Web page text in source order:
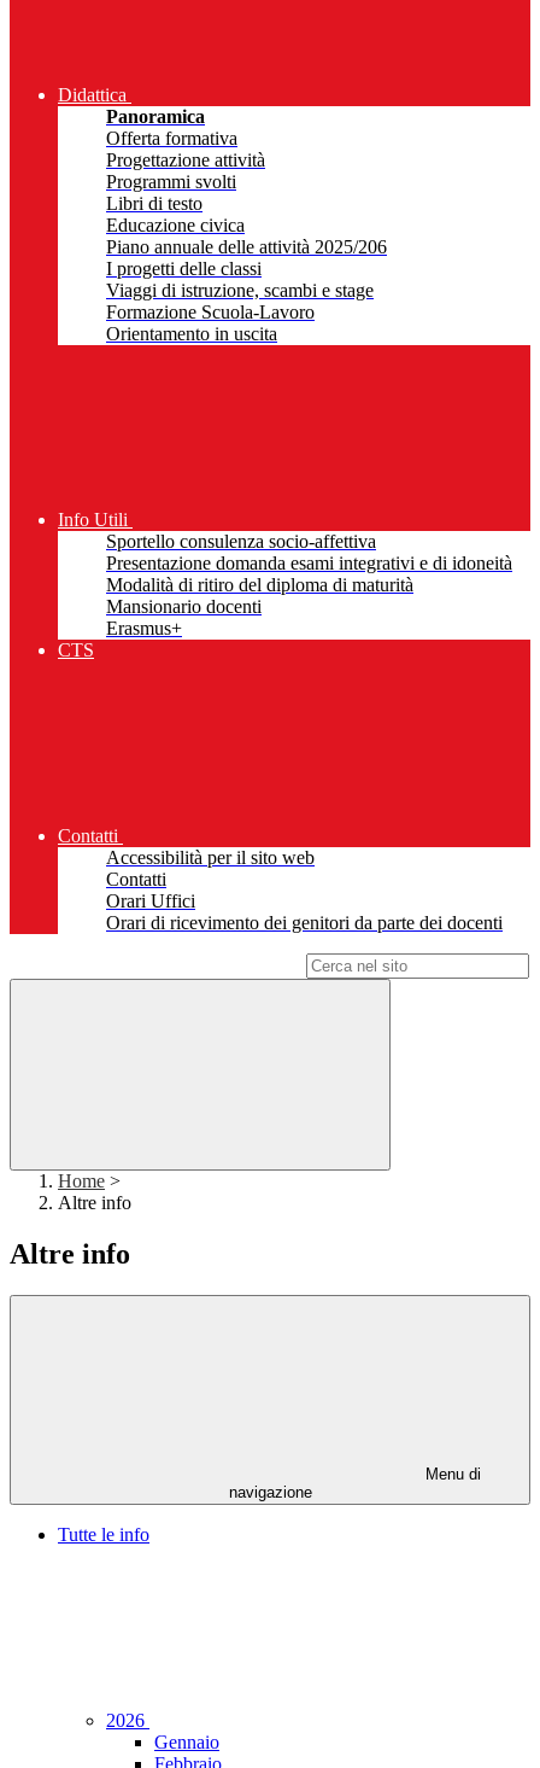
Didattica
Panoramica
Offerta formativa
Progettazione attività
Programmi svolti
Libri di testo
Educazione civica
Piano annuale delle attività 2025/206
I progetti delle classi
Viaggi di istruzione, scambi e stage
Formazione Scuola-Lavoro
Orientamento in uscita
Info Utili
Sportello consulenza socio-affettiva
Presentazione domanda esami integrativi e di idoneità
Modalità di ritiro del diploma di maturità
Mansionario docenti
Erasmus+
CTS
Contatti
Accessibilità per il sito web
Contatti
Orari Uffici
Orari di ricevimento dei genitori da parte dei docenti
Home >
Altre info
Altre info
Menu di
navigazione
Tutte le info
2026
Gennaio